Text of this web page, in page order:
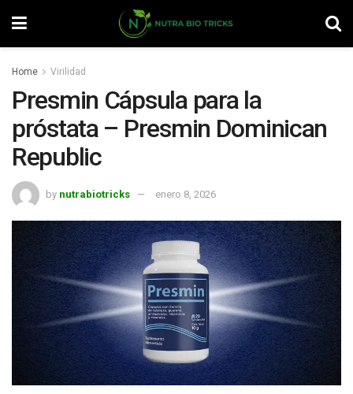
Home Virilidad
Presmin Cápsula para la
próstata – Presmin Dominican
Republic
by nutrabiotricks enero 8, 2026